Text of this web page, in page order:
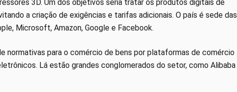
3D. Um dos objetivos seria tratar os produtos digitais de
a criação de exigências e tarifas adicionais. O país é sede das
Microsoft, Amazon, Google e Facebook.
normativas para o comércio de bens por plataformas de comércio
Lá estão grandes conglomerados do setor, como Alibaba